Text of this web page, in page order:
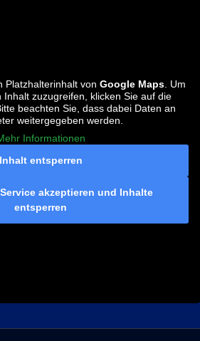
Platzhalterinhalt von Google Maps . Um
zuzugreifen, klicken Sie auf die
beachten Sie, dass dabei Daten an
weitergegeben werden.
Informationen
Inhalt entsperren
akzeptieren und Inhalte
entsperren